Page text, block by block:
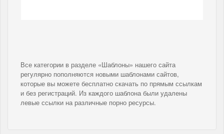
Все категории в разделе «Шаблоны» нашего сайта
регулярно пополняются новыми шаблонами сайтов,
которые вы можете бесплатно скачать по прямым ссылкам
и без регистраций. Из каждого шаблона были удалены
левые ссылки на различные порно ресурсы.